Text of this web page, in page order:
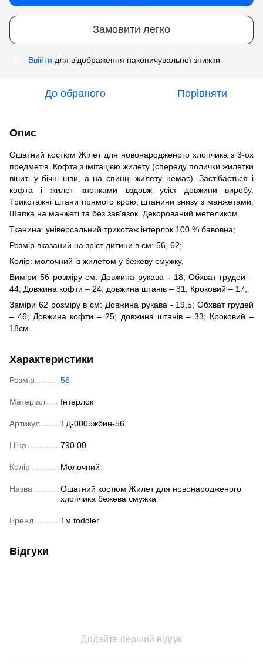
Замовити легко
Ввійти для відображення накопичувальної знижки
До обраного Порівняти
Опис
Ошатний костюм Жілет для новонародженого хлопчика з 3-ох
предметів. Кофта з імітацією жилету (спереду полички жилетки
вшиті у бічні шви, а на спинці жилету немає). Застібається і
кофта і жилет кнопками вздовж усієї довжини виробу.
Трикотажні штани прямого крою, штанини знизу з манжетами.
Шапка на манжеті та без зав'язок. Декорований метеликом.
Тканина: універсальний трикотаж інтерлок 100 % бавовна;
Розмір вказаний на зріст дитини в см: 56, 62;
Колір: молочний із жилетом у бежеву смужку.
Виміри 56 розміру см: Довжина рукава - 18; Обхват грудей –
44; Довжина кофти – 24; довжина штанів – 31; Кроковий – 17;
Заміри 62 розміру в см: Довжина рукава - 19,5; Обхват грудей
– 46; Довжина кофти – 25; довжина штанів – 33; Кроковий –
18см.
Характеристики
Розмір 56
Матеріал Інтерлок
Артикул ТД-0005жбин-56
Ціна 790.00
Колір Молочний
Назва
Ошатний костюм Жилет для новонародженого
хлопчика бежева смужка
Бренд Тм toddler
Відгуки
Додайте перший відгук